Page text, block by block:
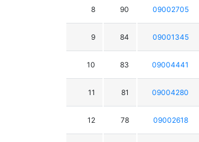
8 90 09002705
9 84 09001345
10 83 09004441
11 81 09004280
12 78 09002618